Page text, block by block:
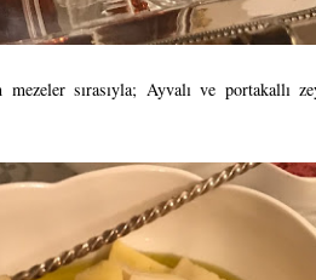
sırasıyla; Ayvalı ve portakallı